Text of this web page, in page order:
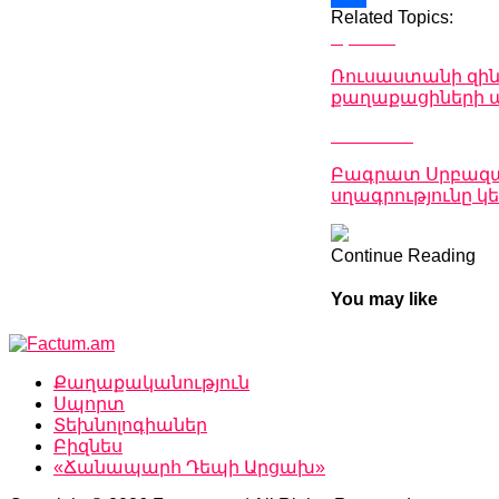
Link
Share
Related Topics:
Ռուսաստանի
քաղաքացիների
Բագրատ
սղագրությունը
Continue Reading
You may like
Քաղաքականություն
Սպորտ
Տեխնոլոգիաներ
Բիզնես
«Ճանապարհ Դեպի Արցախ»